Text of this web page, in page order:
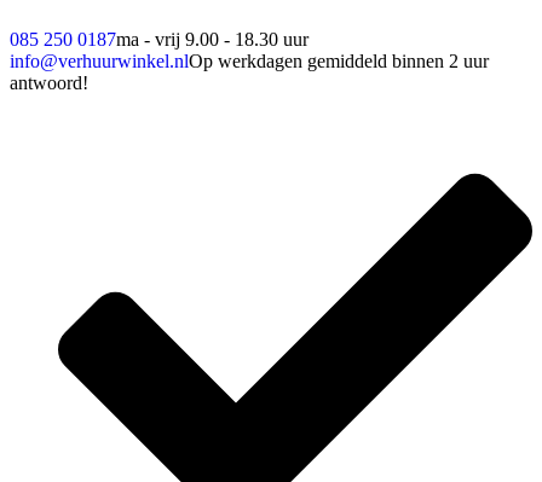
085 250 0187ma - vrij 9.00 - 18.30 uur
info@verhuurwinkel.nlOp werkdagen gemiddeld binnen 2 uur
antwoord!